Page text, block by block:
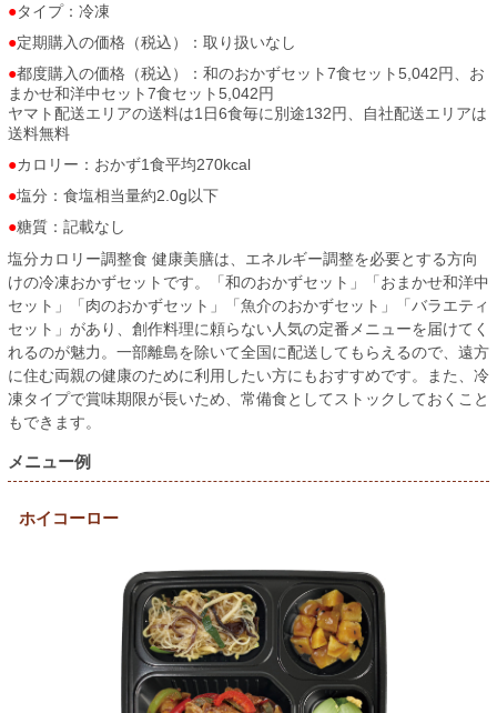
タイプ：冷凍
定期購入の価格（税込）：取り扱いなし
都度購入の価格（税込）：和のおかずセット7食セット5,042円、お
まかせ和洋中セット7食セット5,042円
ヤマト配送エリアの送料は1日6食毎に別途132円、自社配送エリアは
送料無料
カロリー：おかず1食平均270kcal
塩分：食塩相当量約2.0g以下
糖質：記載なし
塩分カロリー調整食 健康美膳は、エネルギー調整を必要とする方向
けの冷凍おかずセットです。「和のおかずセット」「おまかせ和洋中
セット」「肉のおかずセット」「魚介のおかずセット」「バラエティ
セット」があり、創作料理に頼らない人気の定番メニューを届けてく
れるのが魅力。一部離島を除いて全国に配送してもらえるので、遠方
に住む両親の健康のために利用したい方にもおすすめです。また、冷
凍タイプで賞味期限が長いため、常備食としてストックしておくこと
もできます。
メニュー例
ホイコーロー